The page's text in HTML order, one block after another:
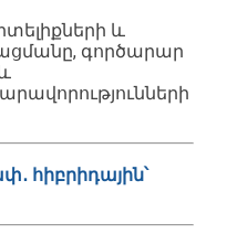
և
գործարար
հիբրիդային՝